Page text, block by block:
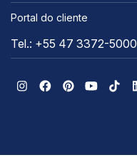
Portal do cliente
Tel.: +55 47 3372-5000